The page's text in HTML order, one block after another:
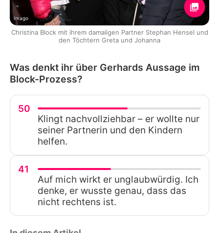
Imago
Christina Block mit ihrem damaligen Partner Stephan Hensel und
den Töchtern Greta und Johanna
Was denkt ihr über Gerhards Aussage im
Block-Prozess?
50
Klingt nachvollziehbar – er wollte nur
seiner Partnerin und den Kindern
helfen.
41
Auf mich wirkt er unglaubwürdig. Ich
denke, er wusste genau, dass das
nicht rechtens ist.